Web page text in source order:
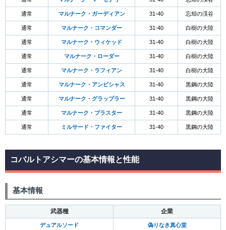
通常 マルナーク・ガーディアン 31-40 忘却の渓谷
通常 マルナーク・コマンダー 31-40 白樹の大陸
通常 マルナーク・ウィケッド 31-40 白樹の大陸
通常 マルナーク・ローダー 31-40 白樹の大陸
通常 マルナーク・ラフィアン 31-40 白樹の大陸
通常 マルナーク・アンビシャス 31-40 黒鋼の大陸
通常 マルナーク・グラップラー 31-40 黒鋼の大陸
通常 マルナーク・ブラスター 31-40 黒鋼の大陸
通常 ミルサード・ファイター 31-40 黒鋼の大陸
コバルトアシマーの基本情報と性能
基本情報
武器種 企業
デュアルソード 偽りなき真心堂